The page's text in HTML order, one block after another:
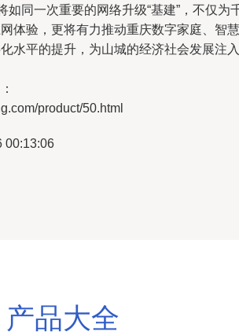
如同一次重要的网络升级“基建”，不仅为
体验，更将有力推动重庆数字家庭、智慧
水平的提升，为山城的经济社会发展注入
product/50.html
00:13:06
产品大全